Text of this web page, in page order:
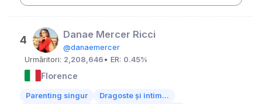
4 Danae Mercer Ricci
@danaemercer
Urmăritori: 2,208,646 • ER: 0.45%
Florence
Parenting singur
Dragoste și intim...